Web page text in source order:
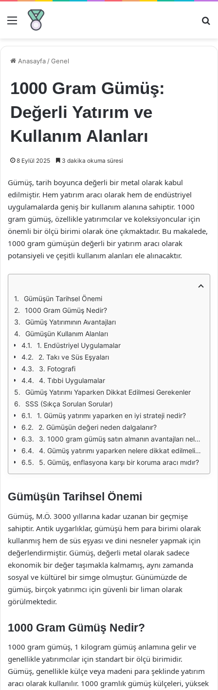
Menü
Anasayfa /Genel
1000 Gram Gümüş:
Değerli Yatırım ve
Kullanım Alanları
8 Eylül 2025 3 dakika okuma süresi
Gümüş, tarih boyunca değerli bir metal olarak kabul
edilmiştir. Hem yatırım aracı olarak hem de endüstriyel
uygulamalarda geniş bir kullanım alanına sahiptir. 1000
gram gümüş, özellikle yatırımcılar ve koleksiyoncular için
önemli bir ölçü birimi olarak öne çıkmaktadır. Bu makalede,
1000 gram gümüşün değerli bir yatırım aracı olarak
potansiyeli ve çeşitli kullanım alanları ele alınacaktır.
Gümüşün Tarihsel Önemi
1000 Gram Gümüş Nedir?
Gümüş Yatırımının Avantajları
Gümüşün Kullanım Alanları
1. Endüstriyel Uygulamalar
2. Takı ve Süs Eşyaları
3. Fotografi
4. Tıbbi Uygulamalar
Gümüş Yatırımı Yaparken Dikkat Edilmesi Gerekenler
SSS (Sıkça Sorulan Sorular)
1. Gümüş yatırımı yaparken en iyi strateji nedir?
2. Gümüşün değeri neden dalgalanır?
3. 1000 gram gümüş satın almanın avantajları nelerdir?
4. Gümüş yatırımı yaparken nelere dikkat edilmelidir?
5. Gümüş, enflasyona karşı bir koruma aracı mıdır?
Gümüşün Tarihsel Önemi
Gümüş, M.Ö. 3000 yıllarına kadar uzanan bir geçmişe
sahiptir. Antik uygarlıklar, gümüşü hem para birimi olarak
kullanmış hem de süs eşyası ve dini nesneler yapmak için
değerlendirmiştir. Gümüş, değerli metal olarak sadece
ekonomik bir değer taşımakla kalmamış, aynı zamanda
sosyal ve kültürel bir simge olmuştur. Günümüzde de
gümüş, birçok yatırımcı için güvenli bir liman olarak
görülmektedir.
1000 Gram Gümüş Nedir?
1000 gram gümüş, 1 kilogram gümüş anlamına gelir ve
genellikle yatırımcılar için standart bir ölçü birimidir.
Gümüş, genellikle külçe veya madeni para şeklinde yatırım
aracı olarak kullanılır. 1000 gramlık gümüş külçeleri, yüksek